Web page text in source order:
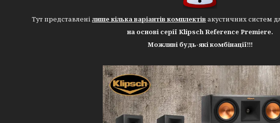
Тут представленілише кілька варіантів комплектів акустичних систем
на основі серії Klipsch Reference Premiere.
Можливі будь-які комбінації!!!